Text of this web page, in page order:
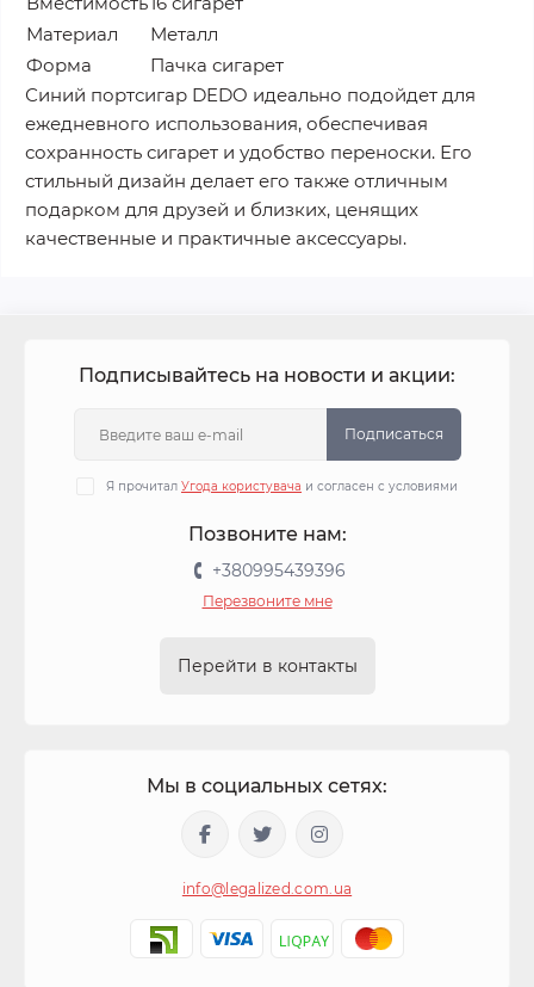
Материал
Металл
Форма
Пачка сигарет
Синий портсигар DEDO идеально подойдет для
ежедневного использования, обеспечивая
сохранность сигарет и удобство переноски. Его
стильный дизайн делает его также отличным
подарком для друзей и близких, ценящих
качественные и практичные аксессуары.
Подписывайтесь на новости и акции:
Подписаться
Я прочитал Угода користувача и согласен с условиями
Позвоните нам:
+380995439396
Перезвоните мне
Перейти в контакты
Мы в социальных сетях:
info@legalized.com.ua